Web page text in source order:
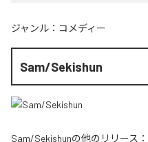
ジャンル： コメディー
Sam/Sekishun
Sam/Sekishunの他のリリース：